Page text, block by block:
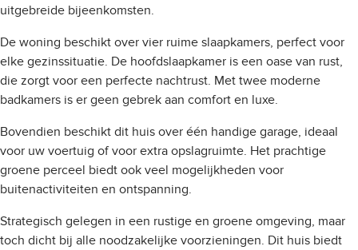
uitgebreide bijeenkomsten.
De woning beschikt over vier ruime slaapkamers, perfect voor
elke gezinssituatie. De hoofdslaapkamer is een oase van rust,
die zorgt voor een perfecte nachtrust. Met twee moderne
badkamers is er geen gebrek aan comfort en luxe.
Bovendien beschikt dit huis over één handige garage, ideaal
voor uw voertuig of voor extra opslagruimte. Het prachtige
groene perceel biedt ook veel mogelijkheden voor
buitenactiviteiten en ontspanning.
Strategisch gelegen in een rustige en groene omgeving, maar
toch dicht bij alle noodzakelijke voorzieningen. Dit huis biedt